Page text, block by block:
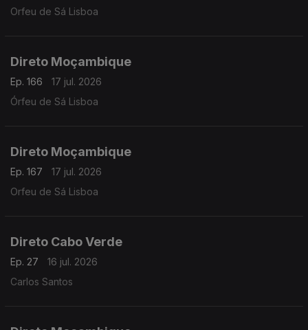
Orfeu de Sá Lisboa
Direto Moçambique
Ep. 166
17 jul. 2026
Órfeu de Sá Lisboa
Direto Moçambique
Ep. 167
17 jul. 2026
Orfeu de Sá Lisboa
Direto Cabo Verde
Ep. 27
16 jul. 2026
Carlos Santos